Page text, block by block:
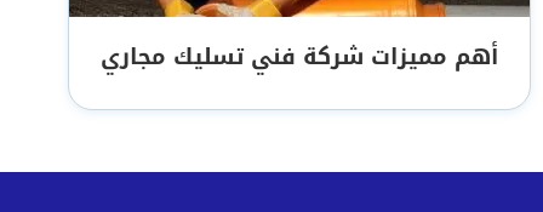
أهم مميزات شركة فني تسليك مجاري